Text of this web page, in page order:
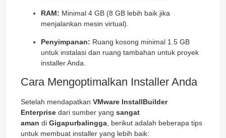
RAM: Minimal 4 GB (8 GB lebih baik jika
menjalankan mesin virtual).
Penyimpanan: Ruang kosong minimal 1.5 GB
untuk instalasi dan ruang tambahan untuk proyek
installer Anda.
Cara Mengoptimalkan Installer Anda
Setelah mendapatkan VMware InstallBuilder
Enterprise dari sumber yang sangat
aman di Gigapurbalingga , berikut adalah beberapa tips
untuk membuat installer yang lebih baik: